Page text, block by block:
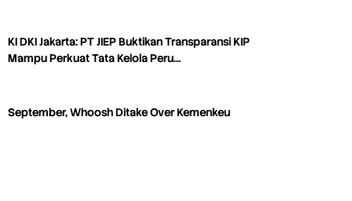
KI DKI Jakarta: PT JIEP Buktikan Transparansi KIP
Mampu Perkuat Tata Kelola Peru…
September, Whoosh Ditake Over Kemenkeu